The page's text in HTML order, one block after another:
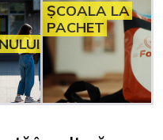
ȘCOALA LA
PACHET